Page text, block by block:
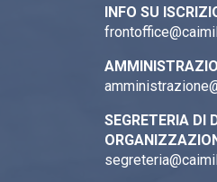
INFO SU
SEGRETERIA DI